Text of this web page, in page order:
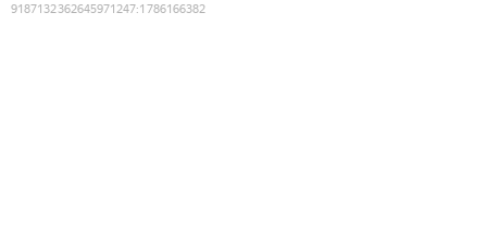
9187132362645971247:1786166382